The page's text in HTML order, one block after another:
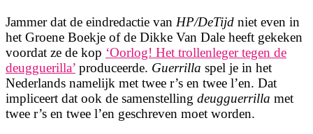
Jammer dat de eindredactie van HP/DeTijd niet even in
het Groene Boekje of de Dikke Van Dale heeft gekeken
voordat ze de kop ‘Oorlog! Het trollenleger tegen de
deugguerilla’ produceerde. Guerrilla spel je in het
Nederlands namelijk met twee r’s en twee l’en. Dat
impliceert dat ook de samenstelling deugguerrilla met
twee r’s en twee l’en geschreven moet worden.